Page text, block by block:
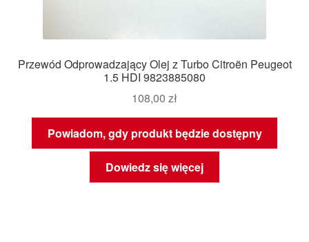
Przewód Odprowadzający Olej z Turbo Citroën Peugeot
1.5 HDI 9823885080
108,00 zł
Powiadom, gdy produkt będzie dostępny
Dowiedz się więcej